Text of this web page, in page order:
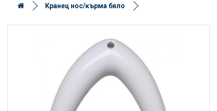
Кранец нос/кърма бяло